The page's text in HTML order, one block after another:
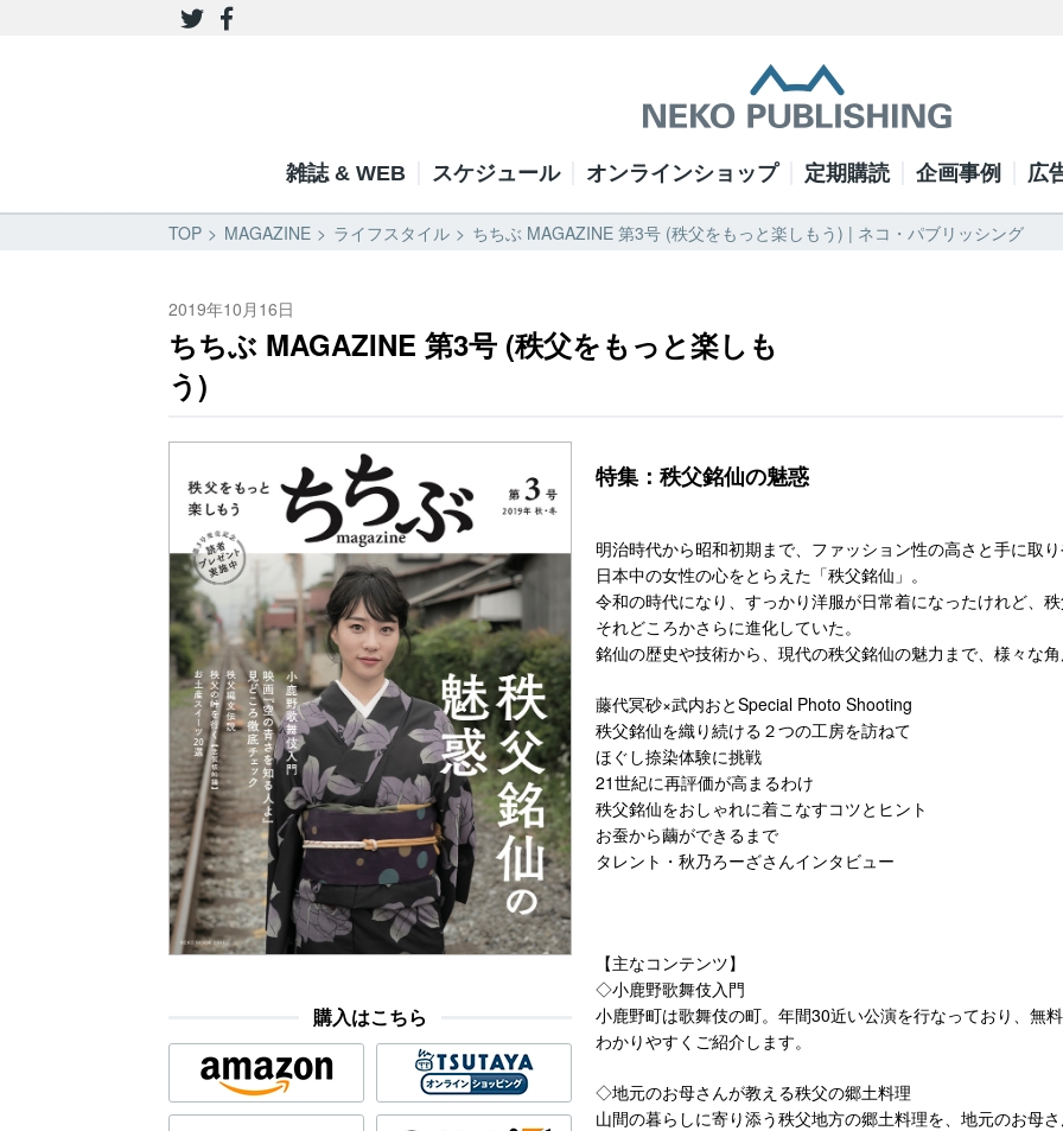
雑誌 & WEB スケジュール オンラインショップ 定期購読 企画事例 広
TOP MAGAZINE ライフスタイル ちちぶ MAGAZINE 第3号 (秩父をもっと楽しもう) | ネコ・パブリッシング
2019年10月16日
ちちぶ MAGAZINE 第3号 (秩父をもっと楽しも
う)
購入はこちら
特集：秩父銘仙の魅惑
明治時代から昭和初期まで、ファッション性の高さと手に取
日本中の女性の心をとらえた「秩父銘仙」。
令和の時代になり、すっかり洋服が日常着になったけれど、
それどころかさらに進化していた。
銘仙の歴史や技術から、現代の秩父銘仙の魅力まで、様々な
藤代冥砂×武内おとSpecial Photo Shooting
秩父銘仙を織り続ける２つの工房を訪ねて
ほぐし捺染体験に挑戦
21世紀に再評価が高まるわけ
秩父銘仙をおしゃれに着こなすコツとヒント
お蚕から繭ができるまで
タレント・秋乃ろーざさんインタビュー
【主なコンテンツ】
◇小鹿野歌舞伎入門
小鹿野町は歌舞伎の町。年間30近い公演を行なっており、無
わかりやすくご紹介します。
◇地元のお母さんが教える秩父の郷土料理
山間の暮らしに寄り添う秩父地方の郷土料理を、地元のお母